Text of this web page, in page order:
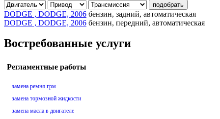
подобрать
DODGE , DODGE, 2006 бензин, задний, автоматическая
DODGE , DODGE, 2006 бензин, передний, автоматическая
Востребованные услуги
Регламентные работы
замена ремня грм
замена тормозной жидкости
замена масла в двигателе